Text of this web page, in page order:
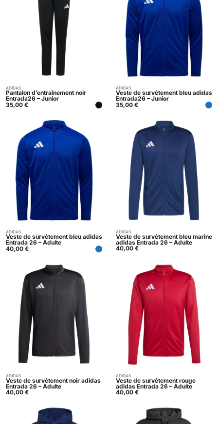
ADIDAS
Pantalon d’entraînement noir
Entrada26 – Junior
35,00 €
Acheter
ADIDAS
Veste de survêtement bleu adidas
Entrada26 – Junior
35,00 €
Acheter
ADIDAS
Veste de survêtement bleu adidas
Entrada 26 – Adulte
40,00 €
Acheter
ADIDAS
Veste de survêtement bleu marine
adidas Entrada 26 – Adulte
40,00 €
Acheter
ADIDAS
Veste de survêtement noir adidas
Entrada 26 – Adulte
40,00 €
Acheter
ADIDAS
Veste de survêtement rouge
adidas Entrada 26 – Adulte
40,00 €